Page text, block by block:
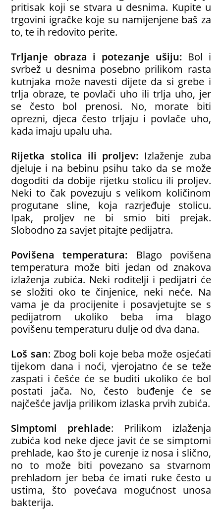
pritisak koji se stvara u desnima. Kupite u
trgovini igračke koje su namijenjene baš za
to, te ih redovito perite.
Trljanje obraza i potezanje ušiju: Bol i
svrbež u desnima posebno prilikom rasta
kutnjaka može navesti dijete da si grebe i
trlja obraze, te povlači uho ili trlja uho, jer
se često bol prenosi. No, morate biti
oprezni, djeca često trljaju i povlače uho,
kada imaju upalu uha.
Rijetka stolica ili proljev: Izlaženje zuba
djeluje i na bebinu psihu tako da se može
dogoditi da dobije rijetku stolicu ili proljev.
Neki to čak povezuju s velikom količinom
progutane sline, koja razrjeđuje stolicu.
Ipak, proljev ne bi smio biti prejak.
Slobodno za savjet pitajte pedijatra.
Povišena temperatura: Blago povišena
temperatura može biti jedan od znakova
izlaženja zubića. Neki roditelji i pedijatri će
se složiti oko te činjenice, neki neće. Na
vama je da procijenite i posavjetujte se s
pedijatrom ukoliko beba ima blago
povišenu temperaturu dulje od dva dana.
Loš san: Zbog boli koje beba može osjećati
tijekom dana i noći, vjerojatno će se teže
zaspati i češće će se buditi ukoliko će bol
postati jača. No, često buđenje će se
najčešće javlja prilikom izlaska prvih zubića.
Simptomi prehlade: Prilikom izlaženja
zubića kod neke djece javit će se simptomi
prehlade, kao što je curenje iz nosa i slično,
no to može biti povezano sa stvarnom
prehladom jer beba će imati ruke često u
ustima, što povećava mogućnost unosa
bakterija.